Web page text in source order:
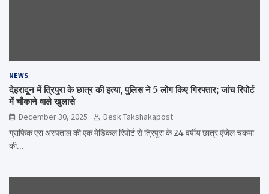
NEWS
देहरादून में त्रिपुरा के छात्र की हत्या, पुलिस ने 5 लोग किए गिरफ्तार; जांच रिपोर्ट
में चौकाने वाले खुलासे
December 30, 2025
Desk Takshakapost
ग्राफिक एरा अस्पताल की एक मेडिकल रिपोर्ट से त्रिपुरा के 24 वर्षीय छात्र एंजेल चकमा
की…